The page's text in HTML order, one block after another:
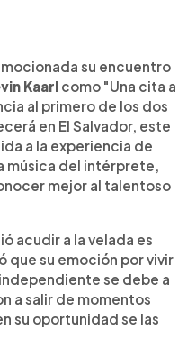
su encuentro
Kaarl como "Una cita a
al primero de los dos
en El Salvador, este
a la experiencia de
música del intérprete,
mejor al talentoso
acudir a la velada es
que su emoción por vivir
se debe a
a salir de momentos
su oportunidad se las